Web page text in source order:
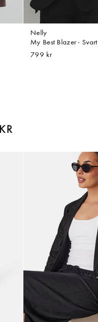
Nelly
My Best Blazer - Svart
799 kr